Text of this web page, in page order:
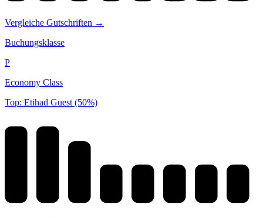
Vergleiche Gutschriften →
Buchungsklasse
P
Economy Class
Top: Etihad Guest (50%)